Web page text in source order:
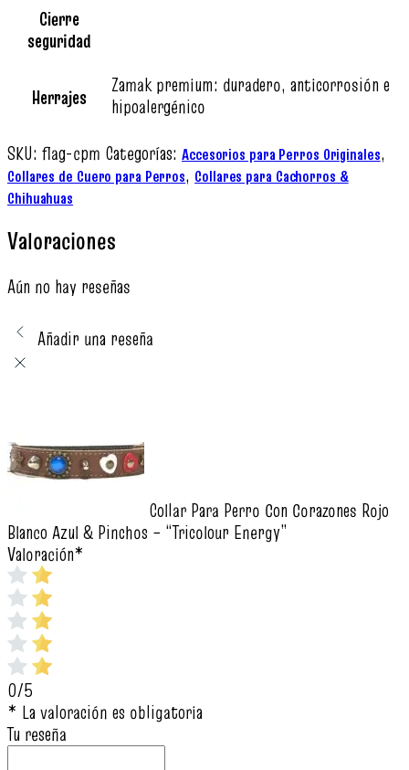
Cierre
seguridad
Herrajes
Zamak premium: duradero, anticorrosión e
hipoalergénico
SKU: flag-cpm Categorías: Accesorios para Perros Originales,
Collares de Cuero para Perros, Collares para Cachorros &
Chihuahuas
Valoraciones
Aún no hay reseñas
Añadir una reseña
Collar Para Perro Con Corazones Rojo
Blanco Azul & Pinchos – “Tricolour Energy”
Valoración*
0/5
* La valoración es obligatoria
Tu reseña